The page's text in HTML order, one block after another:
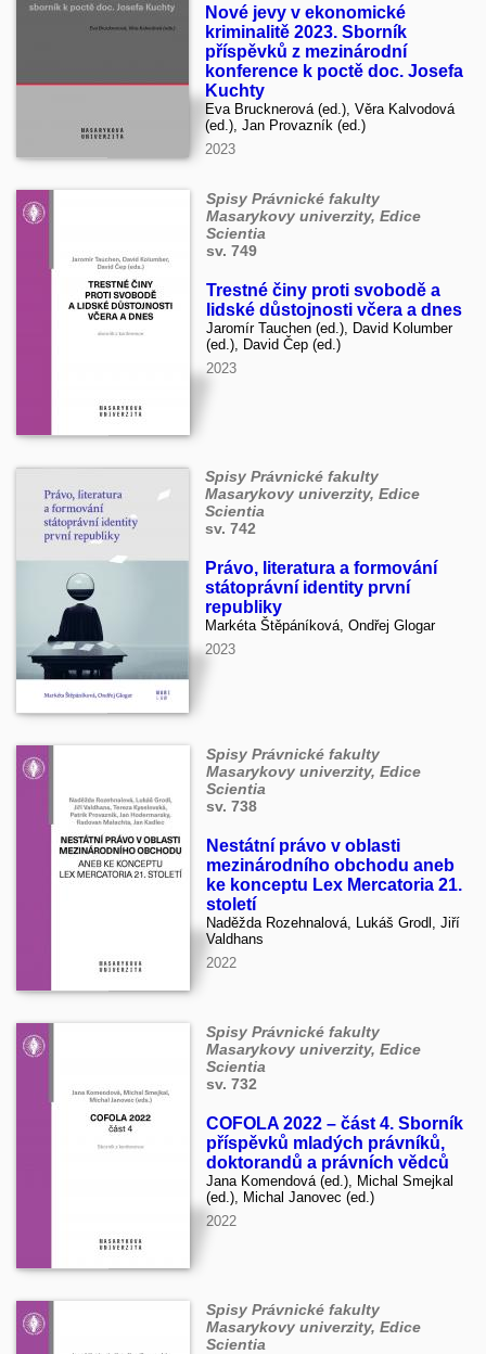
Nové jevy v ekonomické
kriminalitě 2023. Sborník
příspěvků z mezinárodní
konference k poctě doc. Josefa
Kuchty
Eva Brucknerová (ed.), Věra Kalvodová
(ed.), Jan Provazník (ed.)
2023
Spisy Právnické fakulty
Masarykovy univerzity, Edice
Scientia
sv. 749
Trestné činy proti svobodě a
lidské důstojnosti včera a dnes
Jaromír Tauchen (ed.), David Kolumber
(ed.), David Čep (ed.)
2023
Spisy Právnické fakulty
Masarykovy univerzity, Edice
Scientia
sv. 742
Právo, literatura a formování
státoprávní identity první
republiky
Markéta Štěpáníková, Ondřej Glogar
2023
Spisy Právnické fakulty
Masarykovy univerzity, Edice
Scientia
sv. 738
Nestátní právo v oblasti
mezinárodního obchodu aneb
ke konceptu Lex Mercatoria 21.
století
Naděžda Rozehnalová, Lukáš Grodl, Jiří
Valdhans
2022
Spisy Právnické fakulty
Masarykovy univerzity, Edice
Scientia
sv. 732
COFOLA 2022 – část 4. Sborník
příspěvků mladých právníků,
doktorandů a právních vědců
Jana Komendová (ed.), Michal Smejkal
(ed.), Michal Janovec (ed.)
2022
Spisy Právnické fakulty
Masarykovy univerzity, Edice
Scientia